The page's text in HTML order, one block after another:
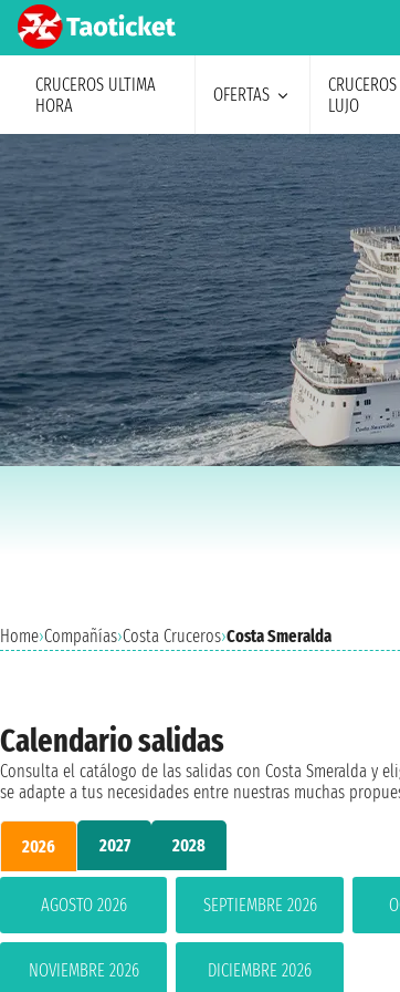
CRUCEROS ULTIMA
HORA
OFERTAS
CRUCEROS
LUJO
Home›Compañías›Costa Cruceros›Costa Smeralda
Calendario salidas
Consulta el catálogo de las salidas con Costa Smeralda y
se adapte a tus necesidades entre nuestras muchas
2026 2027 2028
AGOSTO 2026 SEPTIEMBRE 2026
NOVIEMBRE 2026 DICIEMBRE 2026